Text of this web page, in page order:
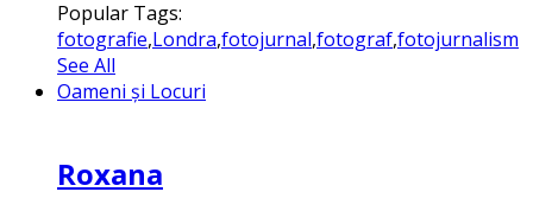
Popular Tags:
fotografie,Londra,fotojurnal,fotograf,fotojurnalism
See All
Oameni și Locuri
Roxana